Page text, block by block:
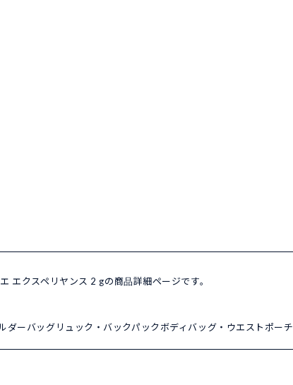
エクスペリヤンス 2 gの商品詳細ページです。
ダーバッグリュック・バックパックボディバッグ・ウエストポーチ